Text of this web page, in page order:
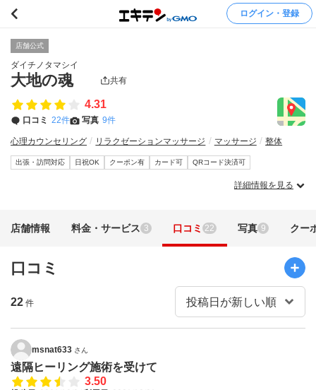
ログイン・登録
店舗公式
ダイチノタマシイ
大地の魂 共有
4.31
口コミ 22件 写真 9件
心理カウンセリング リラクゼーションマッサージ マッサージ 整体
出張・訪問対応 日祝OK クーポン有 カード可 QRコード決済可
詳細情報を見る
店舗情報 料金・サービス 3 口コミ 22 写真 9 クー
口コミ
22 件
msnat633 さん
遠隔ヒーリング施術を受けて
3.50